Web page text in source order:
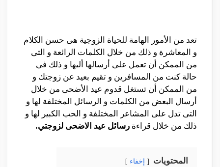
تعد من الأمور الهامة للحياة الزوجية هى حسن الكلام
و المعاشرة و ذلك من خلال الكلمات الرائعة و التى
من الممكن أن تعمل على أرسالها أليها و ذلك فى
حالة كنت من المسافرين و تقيم بعيد عن زوجتك و
من الممكن أن تستغل قدوم عيد الأضحى من خلال
أرسال البعض من الكلمات و الرسائل المختلفة لها و
التى تدل على المشاعر المختلفة و الحب الكبير لها و
ذلك من خلال قراءة رسائل عيد الاضحى لزوجتي.
المحتويات إخفاء